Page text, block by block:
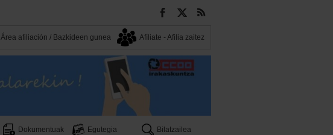
Área afiliación / Bazkideen gunea Afíliate - Afilia zaitez
Dokumentuak Egutegia
Bilatzailea